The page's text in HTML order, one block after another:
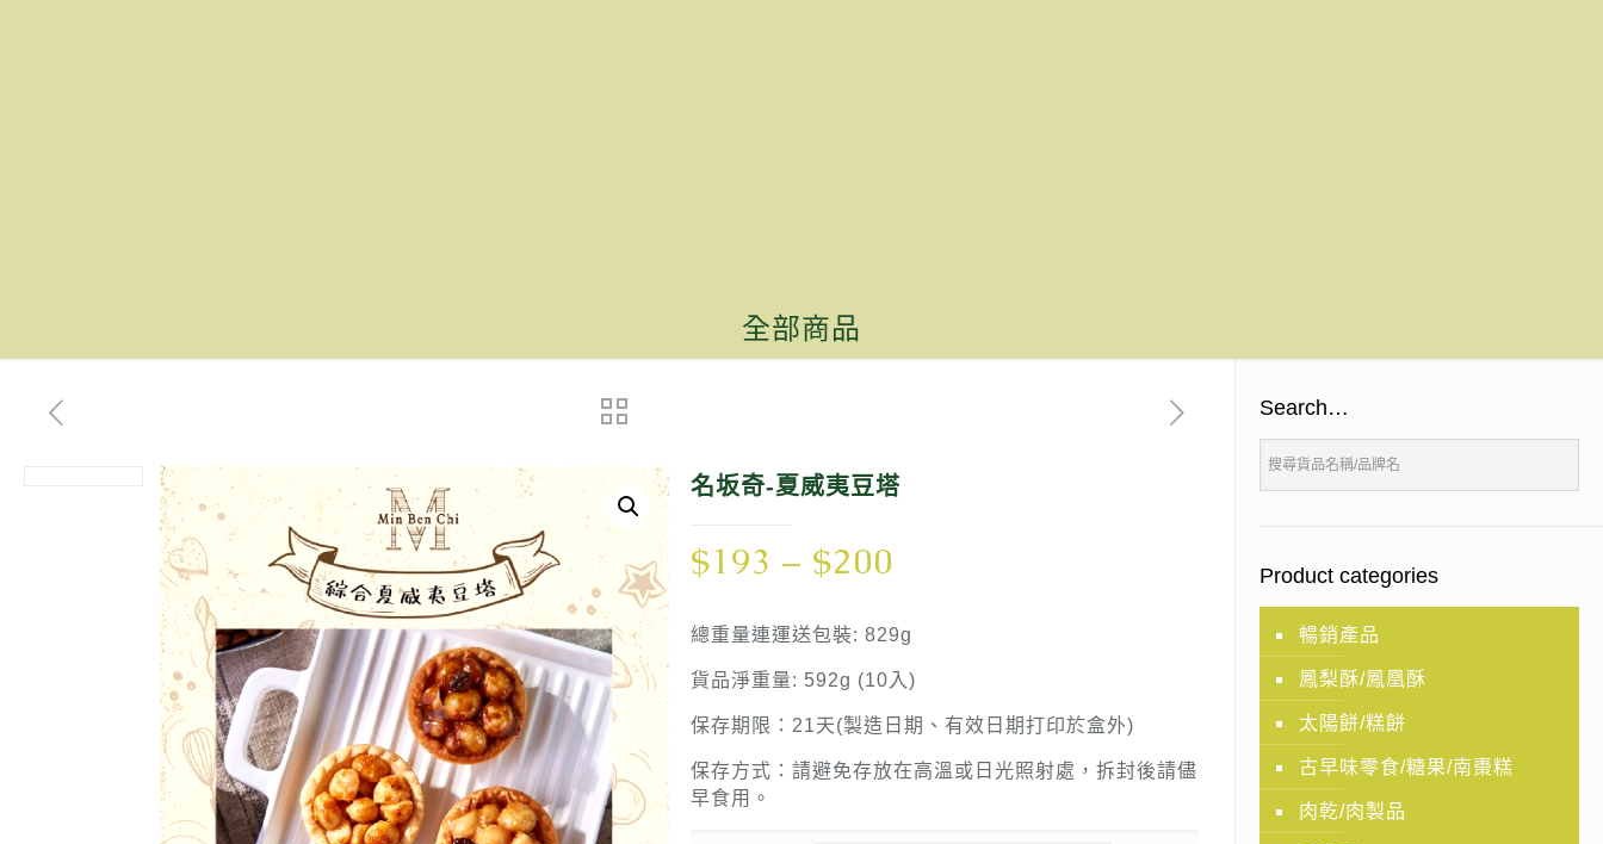
全部商品
名坂奇-夏威夷豆塔
$193 – $200
總重量連運送包裝: 829g
貨品淨重量: 592g (10入)
保存期限：21天(製造日期、有效日期打印於盒外)
保存方式：請避免存放在高溫或日光照射處，拆封後請儘
早食用。
Search…
Product categories
暢銷產品
鳳梨酥/鳳凰酥
太陽餅/糕餅
古早味零食/糖果/南棗糕
肉乾/肉製品